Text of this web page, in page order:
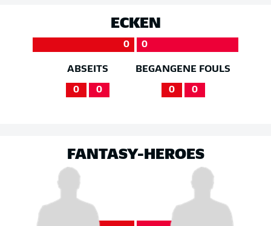
ECKEN
0 0
ABSEITS
0 0
BEGANGENE FOULS
0 0
FANTASY-HEROES